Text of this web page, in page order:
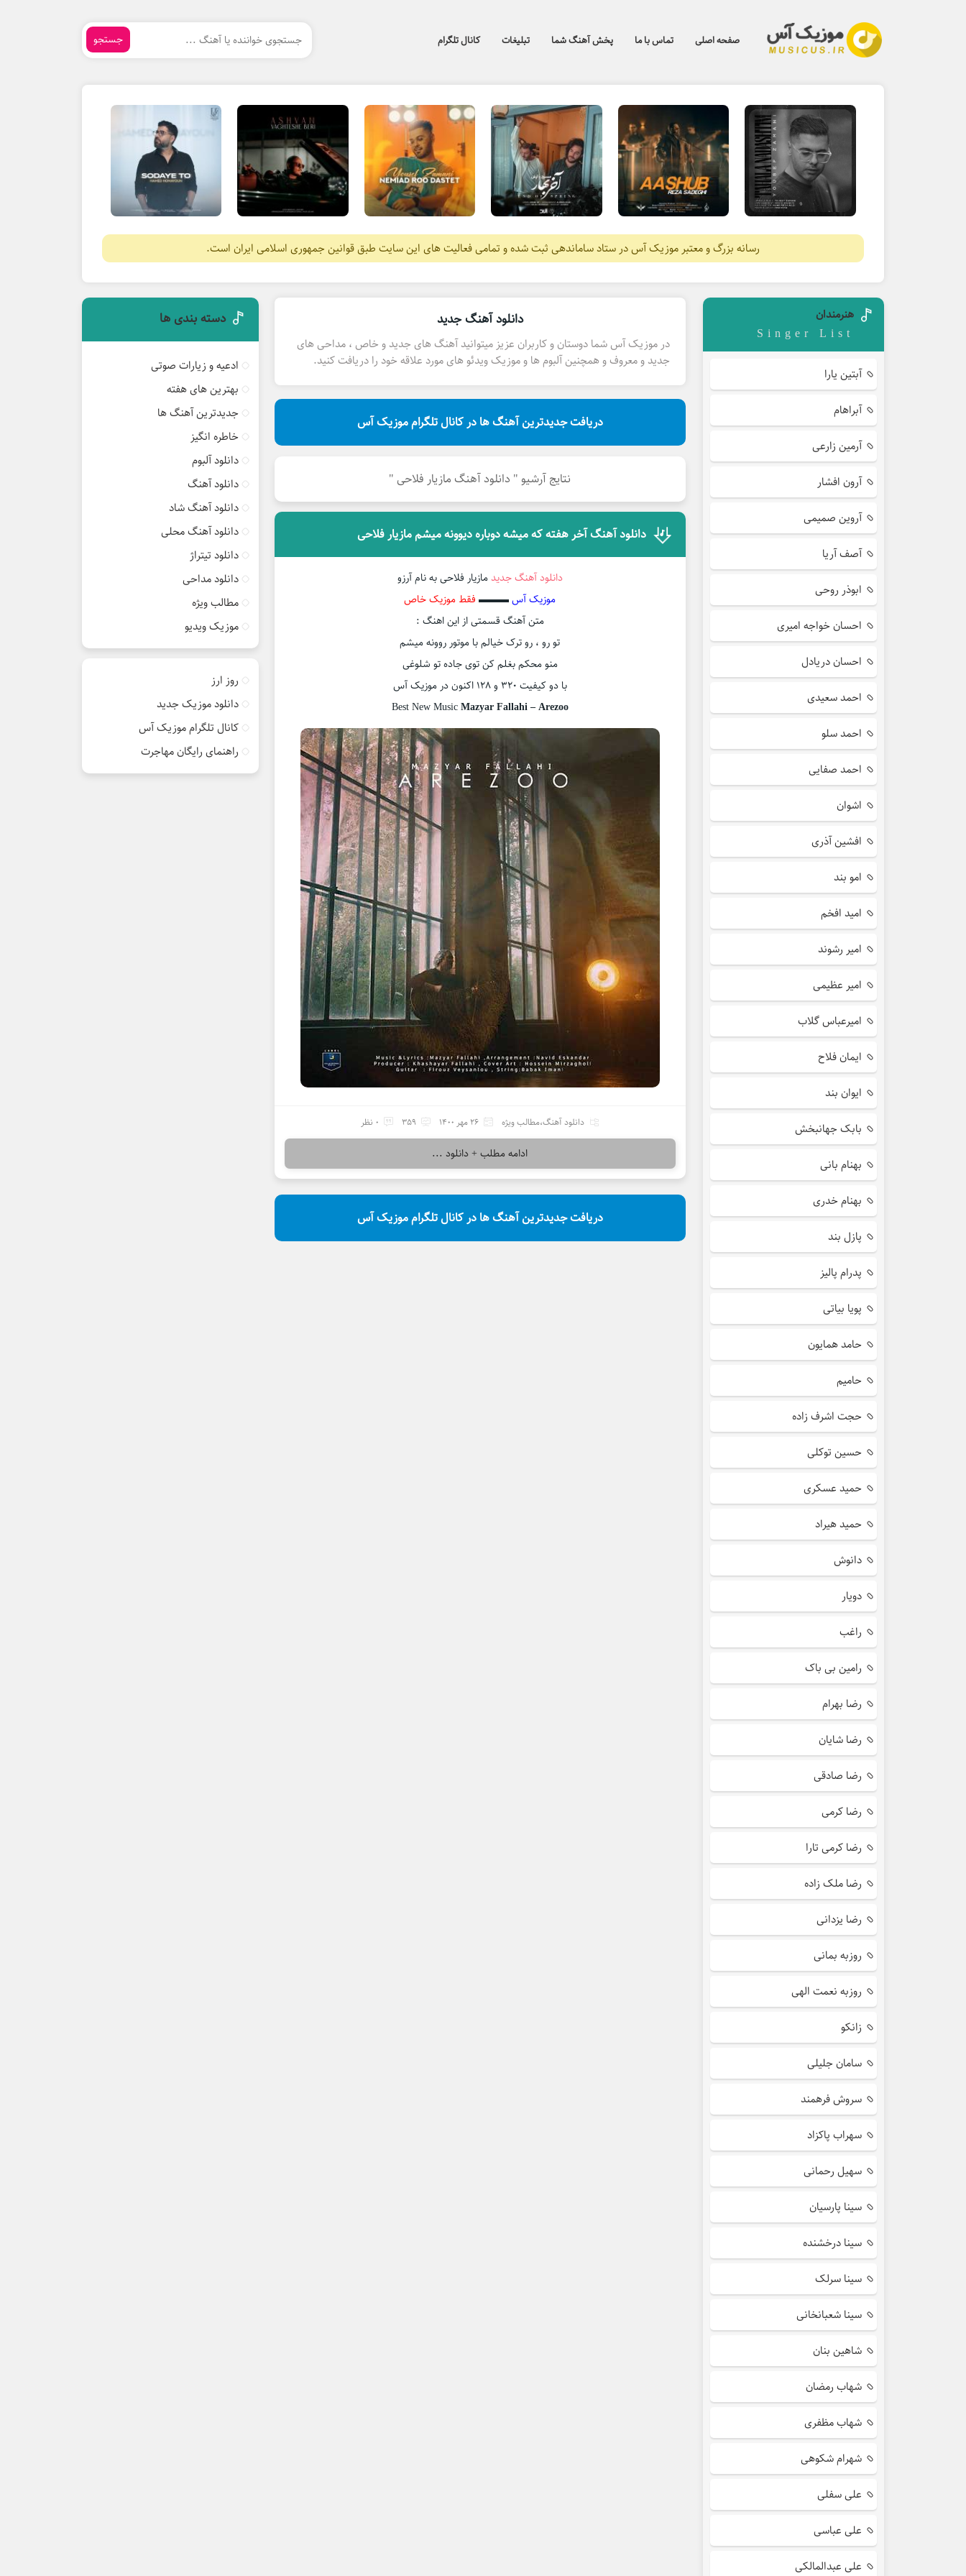
صفحه اصلی تماس با ما پخش آهنگ شما تبلیغات کانال تلگرام جستجو
رسانه بزرگ و معتبر موزیک آس در ستاد ساماندهی ثبت شده و تمامی فعالیت های این سایت طبق قوانین جمهوری اسلامی ایران است.
دانلود آهنگ جدید
در موزیک آس شما دوستان و کاربران عزیز میتوانید آهنگ های جدید و خاص ، مداحی های
جدید و معروف و همچنین آلبوم ها و موزیک ویدئو های مورد علاقه خود را دریافت کنید.
دریافت جدیدترین آهنگ ها در کانال تلگرام موزیک آس
نتایج آرشیو " دانلود آهنگ مازیار فلاحی "
دانلود آهنگ آخر هفته که میشه دوباره دیوونه میشم مازیار فلاحی
دانلود آهنگ جدیدمازیار فلاحی به نام آرزو
موزیک آس▬▬▬ فقط موزیک خاص
متن آهنگ قسمتی از این اهنگ :
تو رو ، رو ترک خیالم با موتور روونه میشم
منو محکم بغلم کن توی جاده تو شلوغی
با دو کیفیت ۳۲۰ و ۱۲۸ اکنون در موزیک آس
Best New MusicMazyar Fallahi – Arezoo
دانلود آهنگ،مطالب ویژه 26 مهر 1400 359 0 نظر
ادامه مطلب + دانلود ...
دریافت جدیدترین آهنگ ها در کانال تلگرام موزیک آس
هنرمندان
Singer List
آبتین یارا
آبراهام
آرمین زارعی
آرون افشار
آروین صمیمی
آصف آریا
ابوذر روحی
احسان خواجه امیری
احسان دریادل
احمد سعیدی
احمد سلو
احمد صفایی
اشوان
افشین آذری
امو بند
امید افخم
امیر رشوند
امیر عظیمی
امیرعباس گلاب
ایمان فلاح
ایوان بند
بابک جهانبخش
بهنام بانی
بهنام خدری
پازل بند
پدرام پالیز
پویا بیاتی
حامد همایون
حامیم
حجت اشرف زاده
حسین توکلی
حمید عسکری
حمید هیراد
دانوش
دویار
راغب
رامین بی باک
رضا بهرام
رضا شایان
رضا صادقی
رضا کرمی
رضا کرمی تارا
رضا ملک زاده
رضا یزدانی
روزبه بمانی
روزبه نعمت الهی
زانکو
سامان جلیلی
سروش فرهمند
سهراب پاکزاد
سهیل رحمانی
سینا پارسیان
سینا درخشنده
سینا سرلک
سینا شعبانخانی
شاهین بنان
شهاب رمضان
شهاب مظفری
شهرام شکوهی
علی سفلی
علی عباسی
علی عبدالمالکی
دسته بندی ها
ادعیه و زیارات صوتی
بهترین های هفته
جدیدترین آهنگ ها
خاطره انگیز
دانلود آلبوم
دانلود آهنگ
دانلود آهنگ شاد
دانلود آهنگ محلی
دانلود تیتراژ
دانلود مداحی
مطالب ویژه
موزیک ویدیو
روز ارز
دانلود موزیک جدید
کانال تلگرام موزیک آس
راهنمای رایگان مهاجرت